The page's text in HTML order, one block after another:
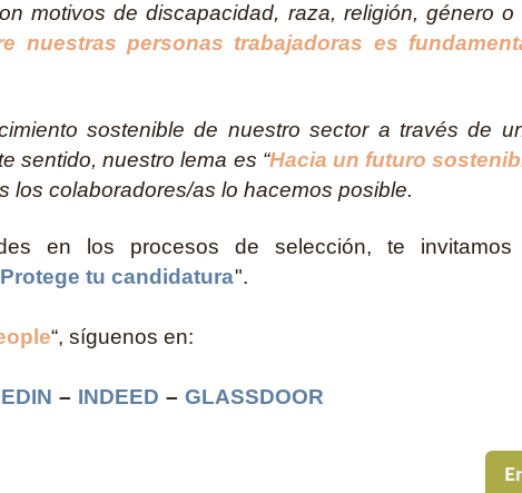
motivos de discapacidad, raza, religión, género
nuestras personas trabajadoras es
sostenible de nuestro sector a través de
sentido, nuestro lema es “Hacia un futuro
los colaboradores/as lo hacemos posible.
en los procesos de selección, te invitamos
Protege tu candidatura".
“, síguenos en:
– INDEED – GLASSDOOR